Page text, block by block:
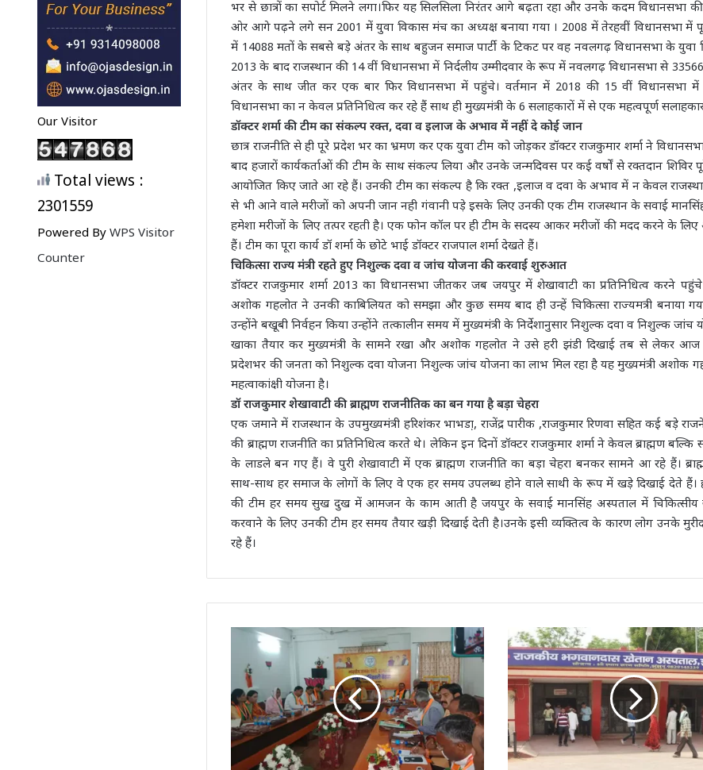
Our Visitor
Total views :
2301559
Powered By WPS Visitor
Counter
भर से छात्रों का सपोर्ट मिलने लगा।फिर यह सिलसिला निरंतर आगे बढ़ता रहा और उनके कदम विधानसभा की
ओर आगे पढ़ने लगे सन 2001 में युवा विकास मंच का अध्यक्ष बनाया गया । 2008 में तेरहवीं विधानसभा में
में 14088 मतों के सबसे बड़े अंतर के साथ बहुजन समाज पार्टी के टिकट पर वह नवलगढ़ विधानसभा के युवा
2013 के बाद राजस्थान की 14 वीं विधानसभा में निर्दलीय उम्मीदवार के रूप में नवलगढ़ विधानसभा से
अंतर के साथ जीत कर एक बार फिर विधानसभा में पहुंचे। वर्तमान में 2018 की 15 वीं विधानसभा
विधानसभा का न केवल प्रतिनिधित्व कर रहे हैं साथ ही मुख्यमंत्री के 6 सलाहकारों में से एक महत्वपूर्ण
डॉक्टर शर्मा की टीम का संकल्प रक्त, दवा व इलाज के अभाव में नहीं दे कोई जान
छात्र राजनीति से ही पूरे प्रदेश भर का भ्रमण कर एक युवा टीम को जोड़कर डॉक्टर राजकुमार शर्मा ने
बाद हजारों कार्यकर्ताओं की टीम के साथ संकल्प लिया और उनके जन्मदिवस पर कई वर्षों से रक्तदान शिविर
आयोजित किए जाते आ रहे हैं। उनकी टीम का संकल्प है कि रक्त ,इलाज व दवा के अभाव में न केवल
से भी आने वाले मरीजों को अपनी जान नही गंवानी पड़े इसके लिए उनकी एक टीम राजस्थान के सवाई
हमेशा मरीजों के लिए तत्पर रहती है। एक फोन कॉल पर ही टीम के सदस्य आकर मरीजों की मदद करने के
हैं। टीम का पूरा कार्य डॉ शर्मा के छोटे भाई डॉक्टर राजपाल शर्मा देखते हैं।
चिकित्सा राज्य मंत्री रहते हुए निशुल्क दवा व जांच योजना की करवाई शुरुआत
डॉक्टर राजकुमार शर्मा 2013 का विधानसभा जीतकर जब जयपुर में शेखावाटी का प्रतिनिधित्व करने पहुंचे
अशोक गहलोत ने उनकी काबिलियत को समझा और कुछ समय बाद ही उन्हें चिकित्सा राज्यमत्री बनाया
उन्होंने बखूबी निर्वहन किया उन्होंने तत्कालीन समय में मुख्यमंत्री के निर्देशानुसार निशुल्क दवा व निशुल्क जांच
खाका तैयार कर मुख्यमंत्री के सामने रखा और अशोक गहलोत ने उसे हरी झंडी दिखाई तब से लेकर आज
प्रदेशभर की जनता को निशुल्क दवा योजना निशुल्क जांच योजना का लाभ मिल रहा है यह मुख्यमंत्री अशोक
महत्वाकांक्षी योजना है।
डॉ राजकुमार शेखावाटी की ब्राह्मण राजनीतिक का बन गया है बड़ा चेहरा
एक जमाने में राजस्थान के उपमुख्यमंत्री हरिशंकर भाभडा़, राजेंद्र पारीक ,राजकुमार रिणवा सहित कई बड़े
की ब्राह्मण राजनीति का प्रतिनिधित्व करते थे। लेकिन इन दिनों डॉक्टर राजकुमार शर्मा ने केवल ब्राह्मण बल्कि
के लाडले बन गए हैं। वे पुरी शेखावाटी में एक ब्राह्मण राजनीति का बड़ा चेहरा बनकर सामने आ रहे हैं।
साथ-साथ हर समाज के लोगों के लिए वे एक हर समय उपलब्ध होने वाले साथी के रूप में खड़े दिखाई देते हैं।
की टीम हर समय सुख दुख में आमजन के काम आती है जयपुर के सवाई मानसिंह अस्पताल में चिकित्सीय
करवाने के लिए उनकी टीम हर समय तैयार खड़ी दिखाई देती है।उनके इसी व्यक्तित्व के कारण लोग उनके
रहे हैं।